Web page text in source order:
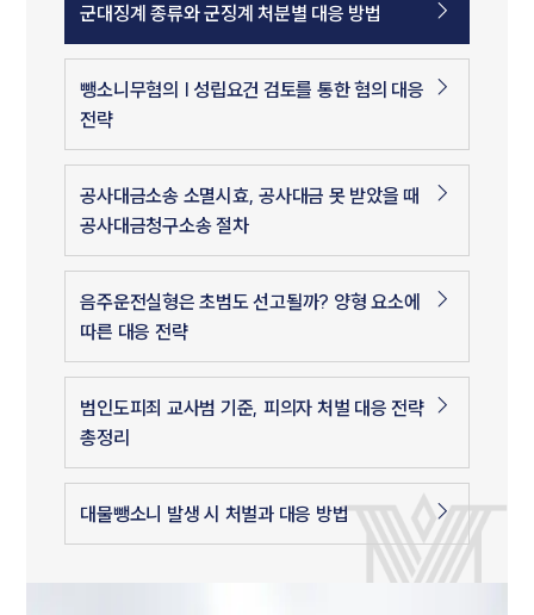
군대징계 종류와 군징계 처분별 대응 방법
뺑소니무혐의 | 성립요건 검토를 통한 혐의 대응
전략
공사대금소송 소멸시효, 공사대금 못 받았을 때
공사대금청구소송 절차
음주운전실형은 초범도 선고될까? 양형 요소에
따른 대응 전략
범인도피죄 교사범 기준, 피의자 처벌 대응 전략
총정리
대물뺑소니 발생 시 처벌과 대응 방법